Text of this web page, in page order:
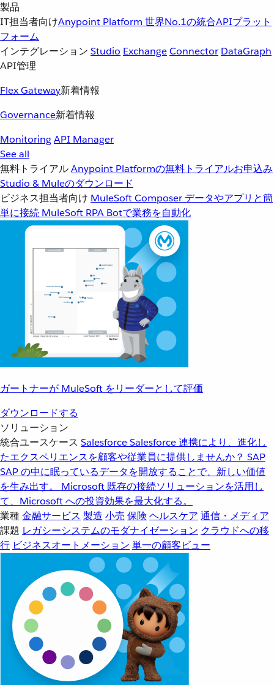
製品
IT担当者向けAnypoint Platform 世界No.1の統合APIプラット
フォーム
インテグレーション Studio ExchangeConnector DataGraph
API管理
Flex Gateway新着情報
Governance新着情報
MonitoringAPI Manager
See all
無料トライアルAnypoint Platformの無料トライアルお申込み
Studio & Muleのダウンロード
ビジネス担当者向け MuleSoft Composer データやアプリと簡
単に接続 MuleSoft RPA Botで業務を自動化
ガートナーが MuleSoft をリーダーとして評価
ダウンロードする
ソリューション
統合ユースケース SalesforceSalesforce 連携により、進化し
たエクスペリエンスを顧客や従業員に提供しませんか？ SAP
SAP の中に眠っているデータを開放することで、新しい価値
を生み出す。
Microsoft 既存の接続ソリューションを活用し
て、Microsoft への投資効果を最大化する。
業種金融サービス 製造 小売 保険 ヘルスケア 通信・メディア
課題 レガシーシステムのモダナイゼーション クラウドへの移
行 ビジネスオートメーション 単一の顧客ビュー